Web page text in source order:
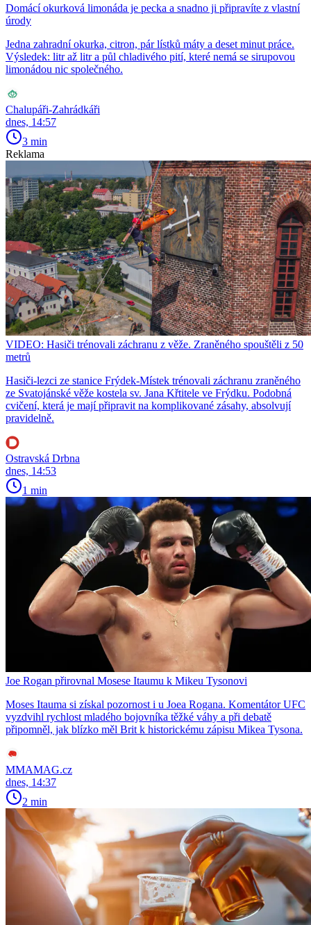
Domácí okurková limonáda je pecka a snadno ji připravíte z vlastní
úrody
Jedna zahradní okurka, citron, pár lístků máty a deset minut práce.
Výsledek: litr až litr a půl chladivého pití, které nemá se sirupovou
limonádou nic společného.
Chalupáři-Zahrádkáři
dnes, 14:57
3 min
Reklama
VIDEO: Hasiči trénovali záchranu z věže. Zraněného spouštěli z 50
metrů
Hasiči-lezci ze stanice Frýdek-Místek trénovali záchranu zraněného
ze Svatojánské věže kostela sv. Jana Křtitele ve Frýdku. Podobná
cvičení, která je mají připravit na komplikované zásahy, absolvují
pravidelně.
Ostravská Drbna
dnes, 14:53
1 min
Joe Rogan přirovnal Mosese Itaumu k Mikeu Tysonovi
Moses Itauma si získal pozornost i u Joea Rogana. Komentátor UFC
vyzdvihl rychlost mladého bojovníka těžké váhy a při debatě
připomněl, jak blízko měl Brit k historickému zápisu Mikea Tysona.
MMAMAG.cz
dnes, 14:37
2 min